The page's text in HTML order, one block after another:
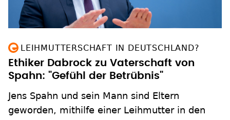
LEIHMUTTERSCHAFT IN DEUTSCHLAND?
Ethiker Dabrock zu Vaterschaft von
Spahn: "Gefühl der Betrübnis"
Jens Spahn und sein Mann sind Eltern
geworden, mithilfe einer Leihmutter in den